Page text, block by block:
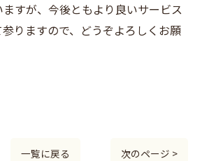
すが、今後ともより良いサービス
りますので、どうぞよろしくお願
一覧に戻る 次のページ >